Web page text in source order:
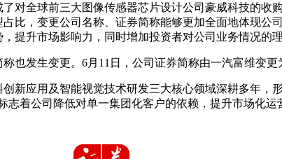
对全球前三大图像传感器芯片设计公司豪威科技的
比，变更公司名称、证券简称能够更加全面地体现
提升市场影响力，同时增加投资者对公司业务情况的理
也发生变更。6月11日，公司证券简称由一汽富维变更
新应用及智能视觉技术研发三大核心领域深耕多年，
志着公司降低对单一集团化客户的依赖，提升市场化